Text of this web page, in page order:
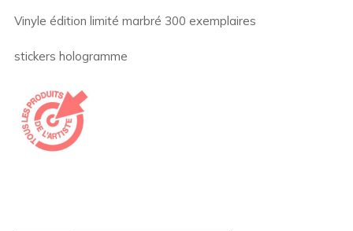
Vinyle édition limité marbré 300 exemplaires
stickers hologramme